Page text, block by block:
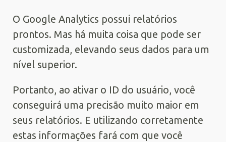
O Google Analytics possui relatórios
prontos. Mas há muita coisa que pode ser
customizada, elevando seus dados para um
nível superior.
Portanto, ao ativar o ID do usuário, você
conseguirá uma precisão muito maior em
seus relatórios. E utilizando corretamente
estas informações fará com que você